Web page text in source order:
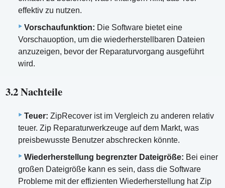
effektiv zu nutzen.
Vorschaufunktion: Die Software bietet eine
Vorschauoption, um die wiederherstellbaren Dateien
anzuzeigen, bevor der Reparaturvorgang ausgeführt
wird.
3.2 Nachteile
Teuer: ZipRecover ist im Vergleich zu anderen relativ
teuer. Zip Reparaturwerkzeuge auf dem Markt, was
preisbewusste Benutzer abschrecken könnte.
Wiederherstellung begrenzter Dateigröße: Bei einer
großen Dateigröße kann es sein, dass die Software
Probleme mit der effizienten Wiederherstellung hat Zip